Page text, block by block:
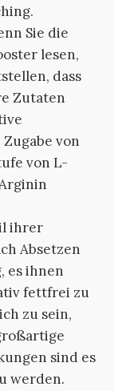
Sie die
lesen,
dass
Zutaten
von
von L-
ihrer
Absetzen
es ihnen
fettfrei zu
zu sein,
sind es
werden.